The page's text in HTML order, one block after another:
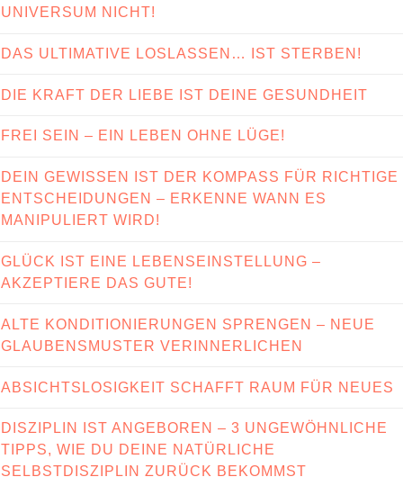
UNIVERSUM NICHT!
DAS ULTIMATIVE LOSLASSEN… IST STERBEN!
DIE KRAFT DER LIEBE IST DEINE GESUNDHEIT
FREI SEIN – EIN LEBEN OHNE LÜGE!
DEIN GEWISSEN IST DER KOMPASS FÜR RICHTIGE
ENTSCHEIDUNGEN – ERKENNE WANN ES
MANIPULIERT WIRD!
GLÜCK IST EINE LEBENSEINSTELLUNG –
AKZEPTIERE DAS GUTE!
ALTE KONDITIONIERUNGEN SPRENGEN – NEUE
GLAUBENSMUSTER VERINNERLICHEN
ABSICHTSLOSIGKEIT SCHAFFT RAUM FÜR NEUES
DISZIPLIN IST ANGEBOREN – 3 UNGEWÖHNLICHE
TIPPS, WIE DU DEINE NATÜRLICHE
SELBSTDISZIPLIN ZURÜCK BEKOMMST